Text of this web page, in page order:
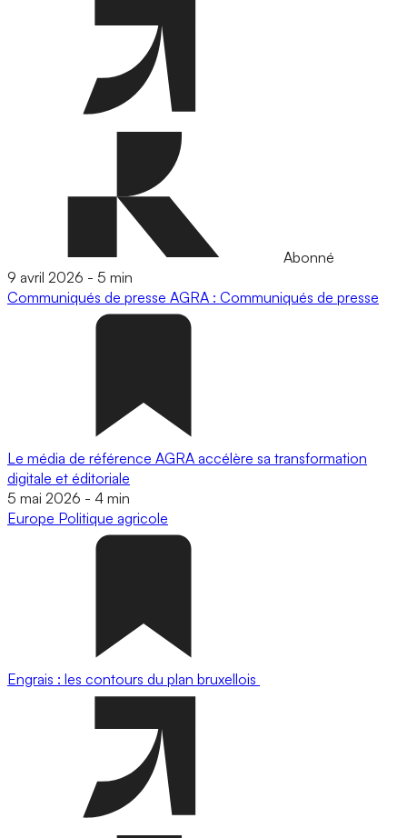
Abonné
9 avril 2026 - 5 min
Communiqués de presse AGRA : Communiqués de presse
Le média de référence AGRA accélère sa transformation
digitale et éditoriale
5 mai 2026 - 4 min
Europe Politique agricole
Engrais : les contours du plan bruxellois